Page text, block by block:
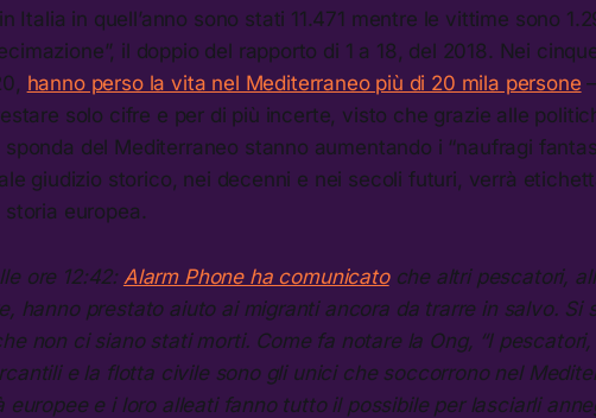
Italia in quell’anno sono stati 11.471 mentre le vittime sono
il doppio del rapporto di 1 a 18, del 2018. Nei
hanno perso la vita nel Mediterraneo più di 20 mila persone
solo cifre e per di più incerte, visto che grazie alle
del Mediterraneo stanno aumentando i “naufragi
giudizio storico, nei decenni e nei secoli futuri, verrà
europea.
ore 12:42: Alarm Phone ha comunicatoche altri pescatori,
hanno prestato aiuto ai migranti ancora da trarre in salvo. Si
non ci siano stati morti. Come fa notare la Ong, “I pescatori,
e la flotta civile sono gli unici che soccorrono nel
europee e i loro alleati fanno tutto il possibile per lasciarli